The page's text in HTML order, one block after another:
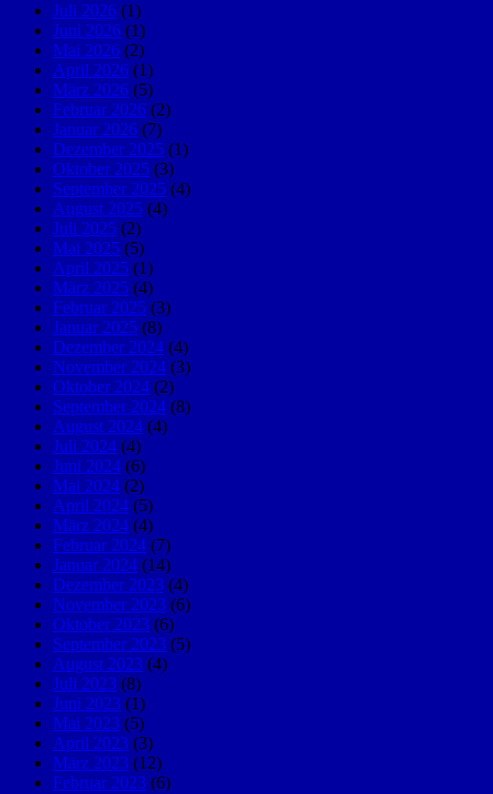
Juli 2026 (1)
Juni 2026 (1)
Mai 2026 (2)
April 2026 (1)
März 2026 (5)
Februar 2026 (2)
Januar 2026 (7)
Dezember 2025 (1)
Oktober 2025 (3)
September 2025 (4)
August 2025 (4)
Juli 2025 (2)
Mai 2025 (5)
April 2025 (1)
März 2025 (4)
Februar 2025 (3)
Januar 2025 (8)
Dezember 2024 (4)
November 2024 (3)
Oktober 2024 (2)
September 2024 (8)
August 2024 (4)
Juli 2024 (4)
Juni 2024 (6)
Mai 2024 (2)
April 2024 (5)
März 2024 (4)
Februar 2024 (7)
Januar 2024 (14)
Dezember 2023 (4)
November 2023 (6)
Oktober 2023 (6)
September 2023 (5)
August 2023 (4)
Juli 2023 (8)
Juni 2023 (1)
Mai 2023 (5)
April 2023 (3)
März 2023 (12)
Februar 2023 (6)